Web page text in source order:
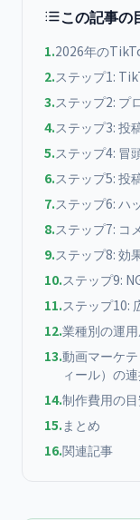
この記事の
1.2026年の
2.ステップ1:
3.ステップ2: プ
4.ステップ3: 投
5.ステップ4: 冒
6.ステップ5: 投
7.ステップ6: ハ
8.ステップ7: コ
9.ステップ8: 効
10.ステップ9:
11.ステップ10:
12.業種別の運
13.動画マーケ
ィール）の
14.制作費用の
15.まとめ
16.関連記事